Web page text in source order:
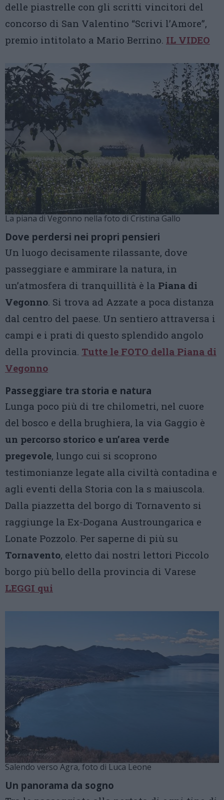
delle piastrelle con gli scritti vincitori del
concorso di San Valentino “Scrivi l’Amore”,
premio intitolato a Mario Berrino. IL VIDEO
La piana di Vegonno nella foto di Cristina Gallo
Dove perdersi nei propri pensieri
Un luogo decisamente rilassante, dove
passeggiare e ammirare la natura, in
un’atmosfera di tranquillità è la Piana di
Vegonno. Si trova ad Azzate a poca distanza
dal centro del paese. Un sentiero attraversa i
campi e i prati di questo splendido angolo
della provincia. Tutte le FOTO della Piana di
Vegonno
Passeggiare tra storia e natura
Lunga poco più di tre chilometri, nel cuore
del bosco e della brughiera, la via Gaggio è
un percorso storico e un’area verde
pregevole, lungo cui si scoprono
testimonianze legate alla civiltà contadina e
agli eventi della Storia con la s maiuscola.
Dalla piazzetta del borgo di Tornavento si
raggiunge la Ex-Dogana Austroungarica e
Lonate Pozzolo. Per saperne di più su
Tornavento, eletto dai nostri lettori Piccolo
borgo più bello della provincia di Varese
LEGGI qui
Salendo verso Agra, foto di Luca Leone
Un panorama da sogno